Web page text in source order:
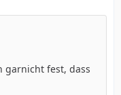
garnicht fest, dass